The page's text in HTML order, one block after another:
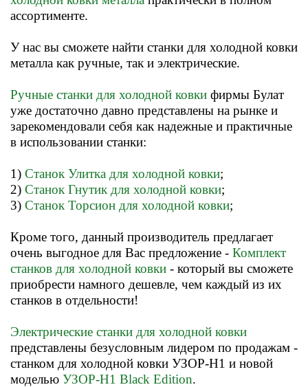
ассортименте.
У нас вы сможете найти станки для холодной ковки
металла как ручные, так и электрические.
Ручные станки для холодной ковки фирмы Булат
уже достаточно давно представлены на рынке и
зарекомендовали себя как надежные и практичные
в использовании станки:
1) Станок Улитка для холодной ковки;
2) Станок Гнутик для холодной ковки;
3) Станок Торсион для холодной ковки;
Кроме того, данный производитель предлагает
очень выгодное для Вас предложение - Комплект
станков для холодной ковки - который вы сможете
приобрести намного дешевле, чем каждый из их
станков в отдельности!
Электрические станки для холодной ковки
представлены безусловным лидером по продажам -
станком для холодной ковки УЗОР-Н1 и новой
моделью УЗОР-Н1 Black Edition.